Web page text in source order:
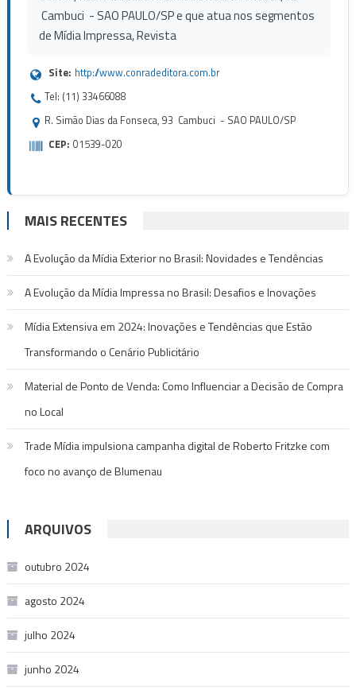
Cambuci - SAO PAULO/SP e que atua nos segmentos
de Mídia Impressa, Revista
Site: http://www.conradeditora.com.br
Tel: (11) 33466088
R. Simão Dias da Fonseca, 93 Cambuci - SAO PAULO/SP
CEP: 01539-020
MAIS RECENTES
A Evolução da Mídia Exterior no Brasil: Novidades e Tendências
A Evolução da Mídia Impressa no Brasil: Desafios e Inovações
Mídia Extensiva em 2024: Inovações e Tendências que Estão
Transformando o Cenário Publicitário
Material de Ponto de Venda: Como Influenciar a Decisão de Compra
no Local
Trade Mídia impulsiona campanha digital de Roberto Fritzke com
foco no avanço de Blumenau
ARQUIVOS
outubro 2024
agosto 2024
julho 2024
junho 2024